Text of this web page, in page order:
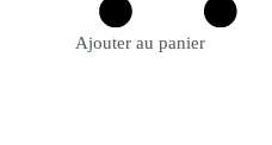
Ajouter au panier